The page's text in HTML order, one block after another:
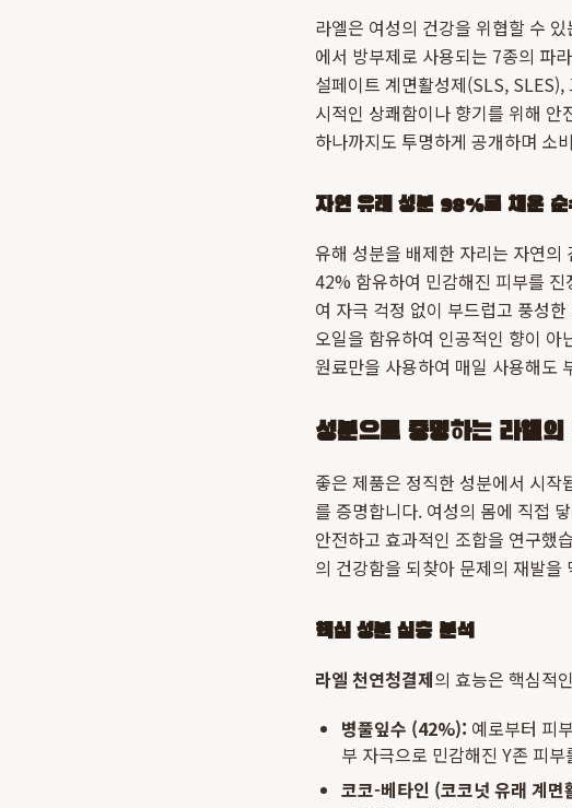
라엘은 여성의 건강을 위협할 수
에서 방부제로 사용되는 7종의 파
설페이트 계면활성제(SLS,
시적인 상쾌함이나 향기를 위해 안
하나까지도 투명하게 공개하며 소
자연 유래 성분 98%로 채운 순
유해 성분을 배제한 자리는 자연
42% 함유하여 민감해진 피부를
여 자극 걱정 없이 부드럽고 풍성
오일을 함유하여 인공적인 향이 아
원료만을 사용하여 매일 사용해도
성분으로 증명하는 라엘
좋은 제품은 정직한 성분에서 시작
를 증명합니다. 여성의 몸에 직접
안전하고 효과적인 조합을 연구했
의 건강함을 되찾아 문제의 재발
핵심 성분 심층 분석
라엘 천연청결제의 효능은 핵심적
병풀잎수 (42%): 예로부터 피
부 자극으로 민감해진 Y존 피
코코-베타인 (코코넛 유래 계면